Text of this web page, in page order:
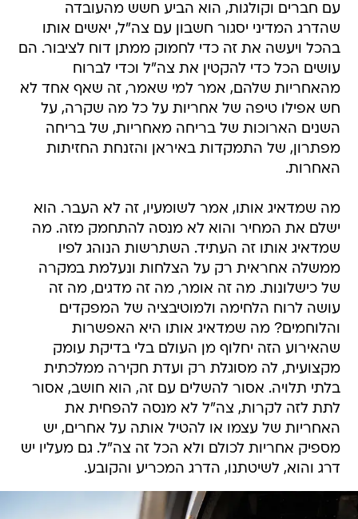
עם חברים וקולגות, הוא הביע חשש מהעובדה
שהדרג המדיני יסגור חשבון עם צה"ל, יאשים אותו
בהכל ויעשה את זה כדי לחמוק ממתן דוח לציבור. הם
עושים הכל כדי להקטין את צה"ל וכדי לברוח
מהאחריות שלהם, אמר למי שאמר, זה שאף אחד לא
חש אפילו טיפה של אחריות על כל מה שקרה, על
השנים הארוכות של בריחה מאחריות, של בריחה
מפתרון, של התמקדות באיראן והזנחת החזיתות
האחרות.
מה שמדאיג אותו, אמר לשומעיו, זה לא העבר. הוא
ישלם את המחיר והוא לא מנסה להתחמק מזה. מה
שמדאיג אותו זה העתיד. השתרשות הנוהג לפיו
ממשלה אחראית רק על הצלחות ונעלמת במקרה
של כישלונות. מה זה אומר, מה זה מדגים, מה זה
עושה לרוח הלחימה ולמוטיבציה של המפקדים
והלוחמים? מה שמדאיג אותו היא האפשרות
שהאירוע הזה יחלוף מן העולם בלי בדיקת עומק
מקצועית, לה מסוגלת רק ועדת חקירה ממלכתית
בלתי תלויה. אסור להשלים עם זה, הוא חושב, אסור
לתת לזה לקרות, צה"ל לא מנסה להפחית את
האחריות של עצמו או להטיל אותה על אחרים, יש
מספיק אחריות לכולם ולא הכל זה צה"ל. גם מעליו יש
דרג והוא, לשיטתנו, הדרג המכריע והקובע.